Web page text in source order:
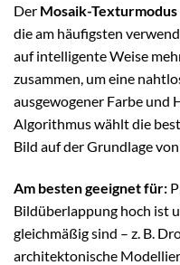
Der Mosaik-Texturmodus
die am häufigsten
auf intelligente Weise
zusammen, um eine
ausgewogener Farbe und
Algorithmus wählt die
Bild auf der Grundlage
Am besten geeignet für:
Bildüberlappung hoch ist
gleichmäßig sind – z. B.
architektonische